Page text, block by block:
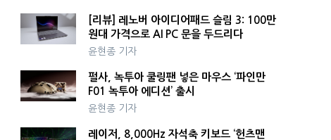
[리뷰] 레노버 아이디어패드 슬림 3: 100만
원대 가격으로 AI PC 문을 두드리다
윤현종 기자
펄사, 녹투아 쿨링팬 넣은 마우스 ‘파인만
F01 녹투아 에디션’ 출시
윤현종 기자
레이저, 8,000Hz 자석축 키보드 ‘헌츠맨